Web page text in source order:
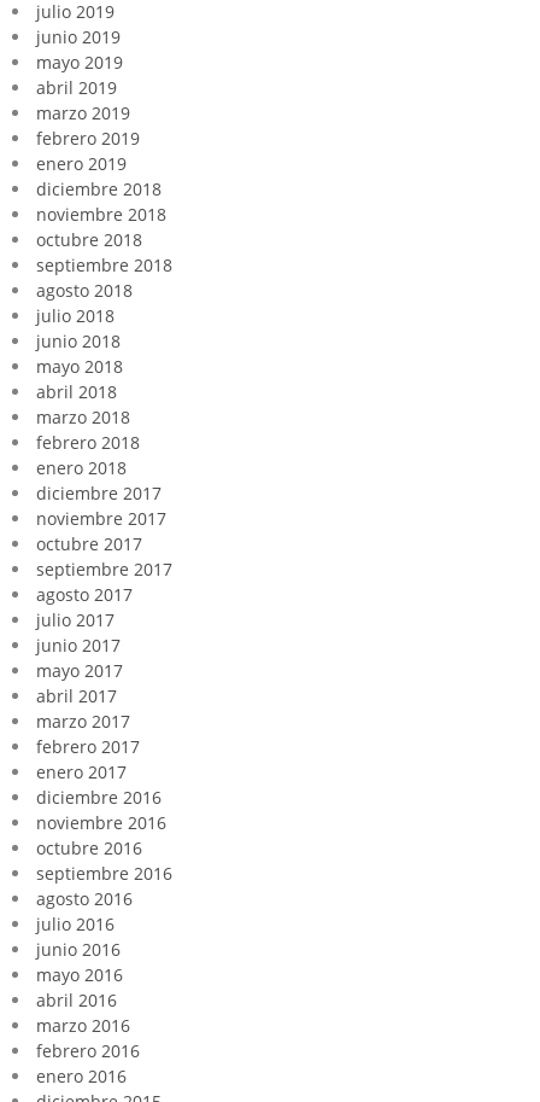
julio 2019
junio 2019
mayo 2019
abril 2019
marzo 2019
febrero 2019
enero 2019
diciembre 2018
noviembre 2018
octubre 2018
septiembre 2018
agosto 2018
julio 2018
junio 2018
mayo 2018
abril 2018
marzo 2018
febrero 2018
enero 2018
diciembre 2017
noviembre 2017
octubre 2017
septiembre 2017
agosto 2017
julio 2017
junio 2017
mayo 2017
abril 2017
marzo 2017
febrero 2017
enero 2017
diciembre 2016
noviembre 2016
octubre 2016
septiembre 2016
agosto 2016
julio 2016
junio 2016
mayo 2016
abril 2016
marzo 2016
febrero 2016
enero 2016